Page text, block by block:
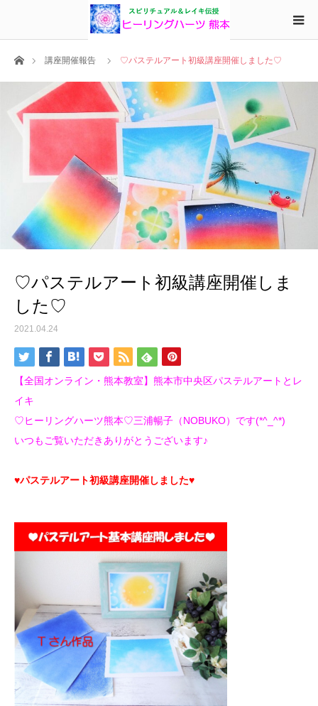
ホーム講座開催報告 ♡パステルアート初級講座開催しました♡
♡パステルアート初級講座開催しま
した♡
2021.04.24
【全国オンライン・熊本教室】熊本市中央区パステルアートとレ
イキ
♡ヒーリングハーツ熊本♡三浦暢子（NOBUKO）です(*^_^*)
いつもご覧いただきありがとうございます♪
♥パステルアート初級講座開催しました♥